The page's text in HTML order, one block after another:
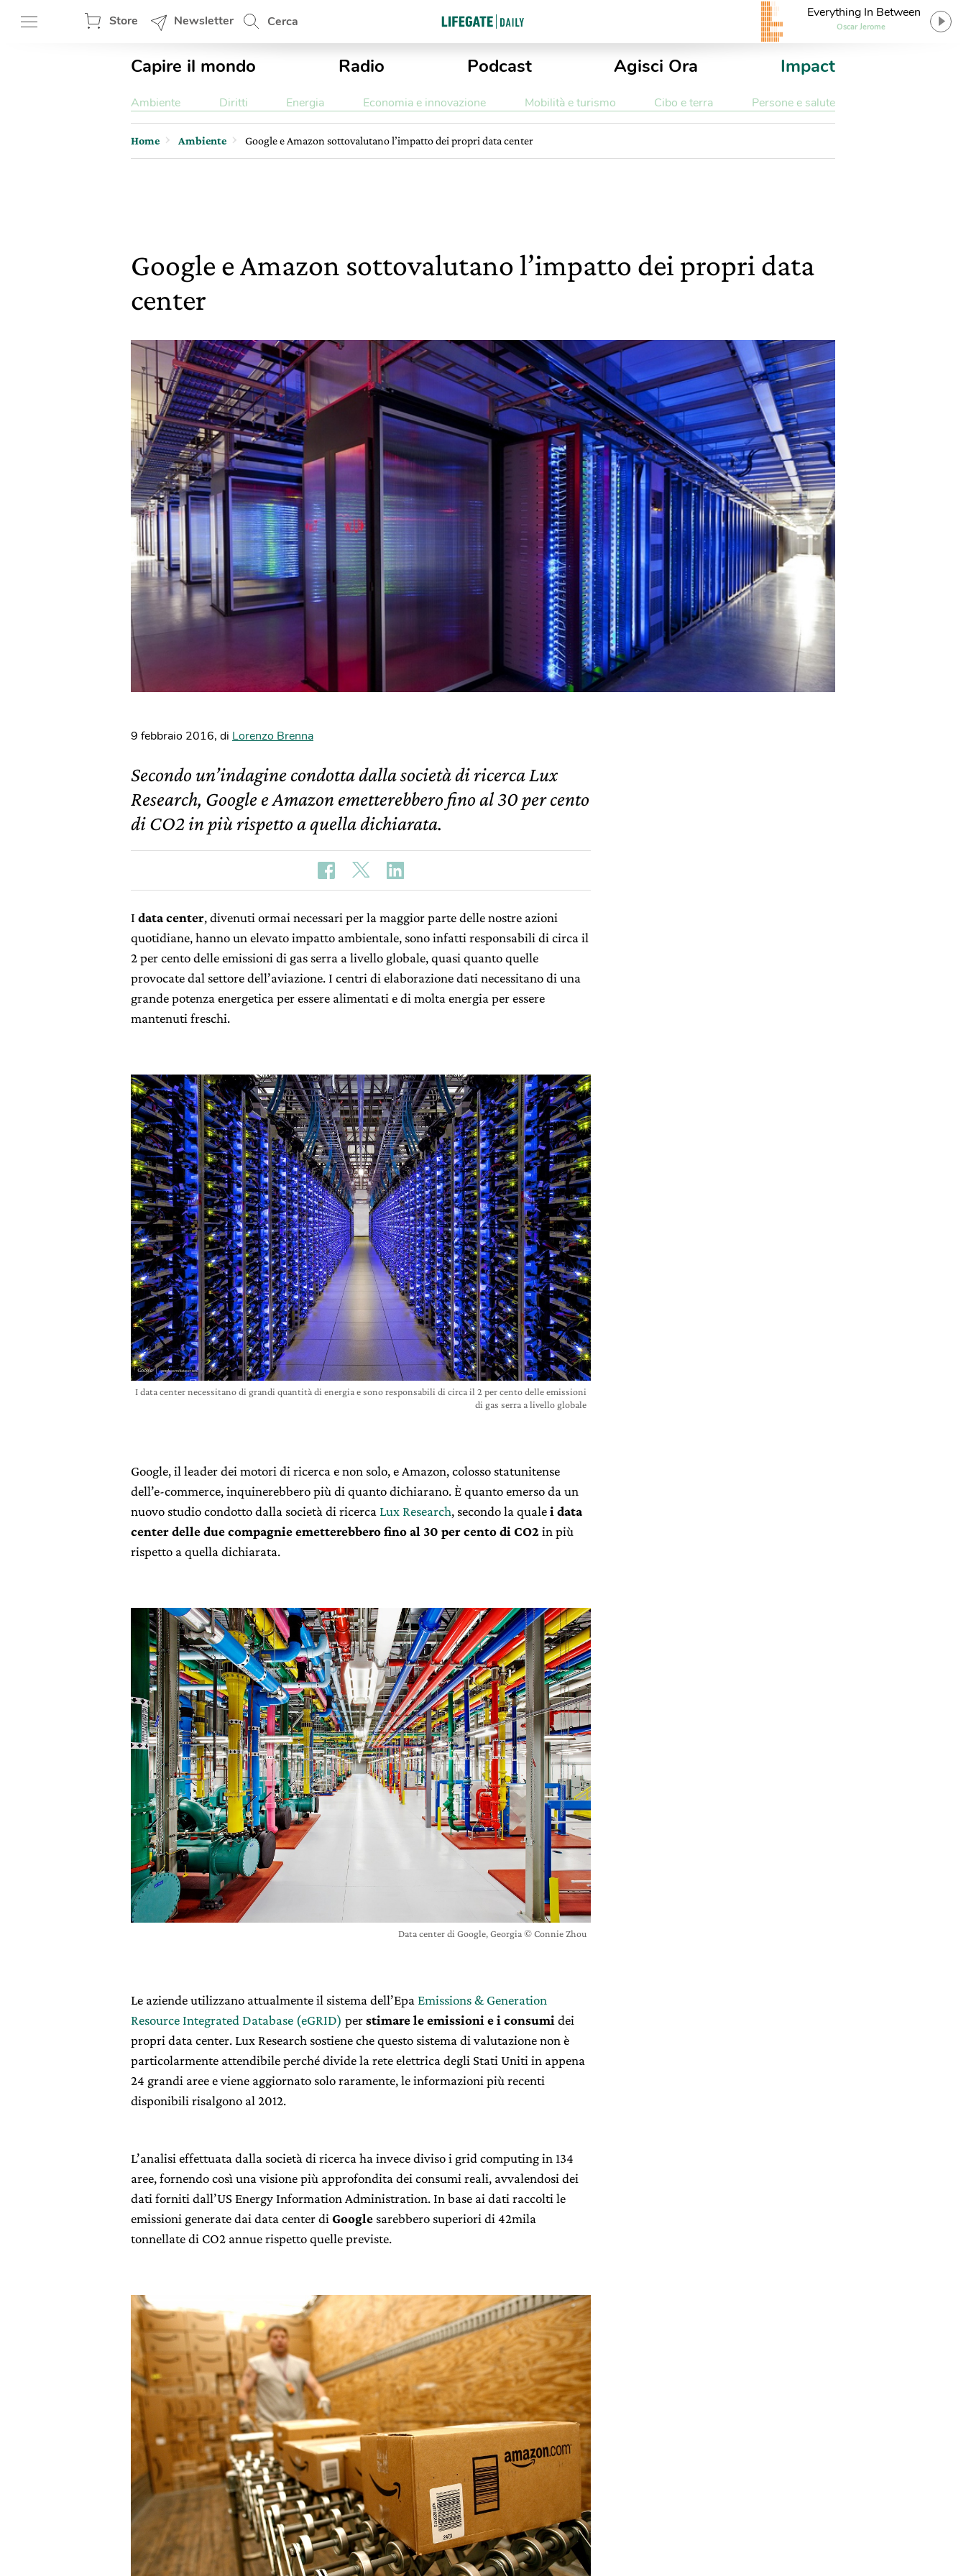
Store Newsletter Cerca
Everything In Between
Oscar Jerome
Capire il mondo Radio Podcast Agisci Ora Impact
Ambiente Diritti Energia Economia e innovazione Mobilità e turismo Cibo e terra Persone e salute
Home Ambiente Google e Amazon sottovalutano l’impatto dei propri data center
Google e Amazon sottovalutano l’impatto dei propri data
center
9 febbraio 2016, di Lorenzo Brenna
Secondo un’indagine condotta dalla società di ricerca Lux
Research, Google e Amazon emetterebbero fino al 30 per cento
di CO2 in più rispetto a quella dichiarata.
I data center, divenuti ormai necessari per la maggior parte delle nostre azioni
quotidiane, hanno un elevato impatto ambientale, sono infatti responsabili di circa il
2 per cento delle emissioni di gas serra a livello globale, quasi quanto quelle
provocate dal settore dell’aviazione. I centri di elaborazione dati necessitano di una
grande potenza energetica per essere alimentati e di molta energia per essere
mantenuti freschi.
I data center necessitano di grandi quantità di energia e sono responsabili di circa il 2 per cento delle emissioni
di gas serra a livello globale
Google, il leader dei motori di ricerca e non solo, e Amazon, colosso statunitense
dell’e-commerce, inquinerebbero più di quanto dichiarano. È quanto emerso da un
nuovo studio condotto dalla società di ricerca Lux Research, secondo la qualei data
center delle due compagnie emetterebbero fino al 30 per cento di CO2 in più
rispetto a quella dichiarata.
Data center di Google, Georgia © Connie Zhou
Le aziende utilizzano attualmente il sistema dell’Epa Emissions & Generation
Resource Integrated Database (eGRID) perstimare le emissioni e i consumi dei
propri data center. Lux Research sostiene che questo sistema di valutazione non è
particolarmente attendibile perché divide la rete elettrica degli Stati Uniti in appena
24 grandi aree e viene aggiornato solo raramente, le informazioni più recenti
disponibili risalgono al 2012.
L’analisi effettuata dalla società di ricerca ha invece diviso i grid computing in 134
aree, fornendo così una visione più approfondita dei consumi reali, avvalendosi dei
dati forniti dall’US Energy Information Administration. In base ai dati raccolti le
emissioni generate dai data center di Google sarebbero superiori di 42mila
tonnellate di CO2 annue rispetto quelle previste.